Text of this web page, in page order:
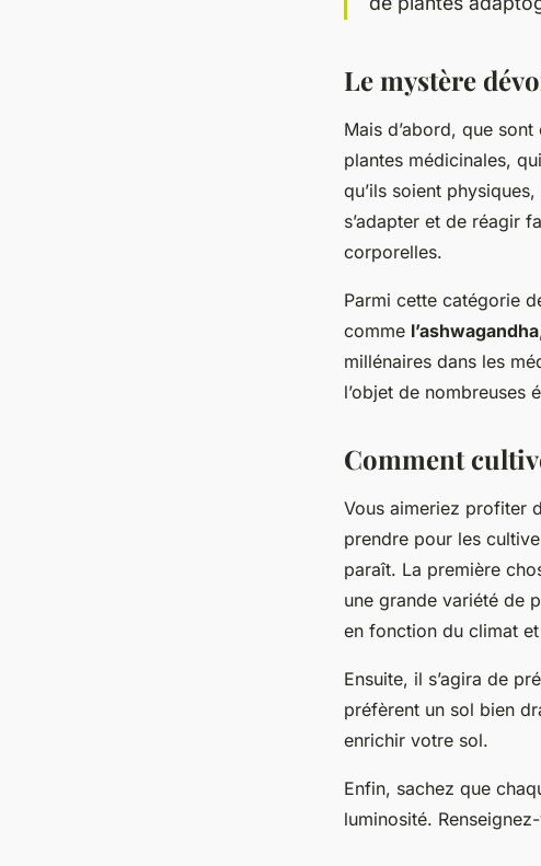
Le mystère
Mais d’abord, que
plantes médicinales,
qu’ils soient
s’adapter et de réagir
corporelles.
Parmi cette catégorie
comme l’ashwagandha
millénaires dans les
l’objet de nombreuses
Comment
Vous aimeriez profiter
prendre pour les
paraît. La première
une grande variété de
en fonction du climat
Ensuite, il s’agira de
préfèrent un sol bien
enrichir votre sol.
Enfin, sachez que
luminosité.